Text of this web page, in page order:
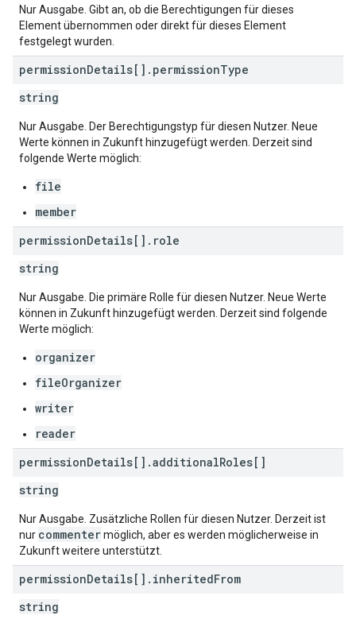
Nur Ausgabe. Gibt an, ob die Berechtigungen für dieses
Element übernommen oder direkt für dieses Element
festgelegt wurden.
permissionDetails[] . permissionType
string
Nur Ausgabe. Der Berechtigungstyp für diesen Nutzer. Neue
Werte können in Zukunft hinzugefügt werden. Derzeit sind
folgende Werte möglich:
file
member
permissionDetails[] . role
string
Nur Ausgabe. Die primäre Rolle für diesen Nutzer. Neue Werte
können in Zukunft hinzugefügt werden. Derzeit sind folgende
Werte möglich:
organizer
fileOrganizer
writer
reader
permissionDetails[] .additionalRoles[]
string
Nur Ausgabe. Zusätzliche Rollen für diesen Nutzer. Derzeit ist
nur commentermöglich, aber es werden möglicherweise in
Zukunft weitere unterstützt.
permissionDetails[] . inheritedFrom
string